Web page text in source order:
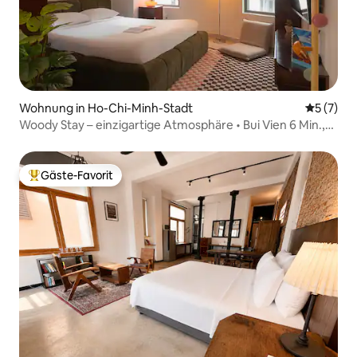
Wohnung in Ho-Chi-Minh-Stadt
5 (7)
Woody Stay – einzigartige Atmosphäre • Bui Vien 6 Min.,
Beliebter Gäste-Favorit.
Gäste-Favorit